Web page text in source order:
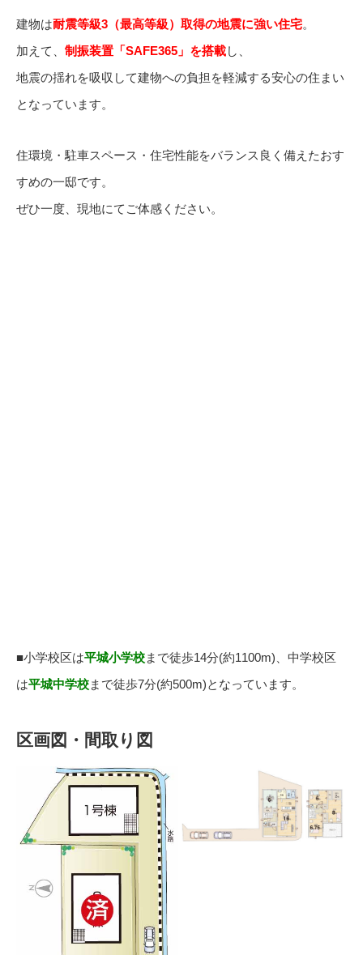
建物は耐震等級3（最高等級）取得の地震に強い住宅。
加えて、 制振装置「SAFE365」を搭載し、
地震の揺れを吸収して建物への負担を軽減する安心の住まい
となっています。
住環境・駐車スペース・住宅性能をバランス良く備えたおす
すめの一邸です。
ぜひ一度、現地にてご体感ください。
■小学校区は平城小学校まで徒歩14分(約1100m)、中学校区
は平城中学校まで徒歩7分(約500m)となっています。
区画図・間取り図